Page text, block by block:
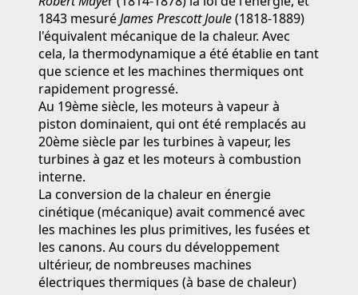
1843 mesuréJames Prescott Joule(1818-1889)
l'équivalent mécanique de la chaleur. Avec
cela, la thermodynamique a été établie en tant
que science et les machines thermiques ont
rapidement progressé.
Au 19ème siècle, les moteurs à vapeur à
piston dominaient, qui ont été remplacés au
20ème siècle par les turbines à vapeur, les
turbines à gaz et les moteurs à combustion
interne.
La conversion de la chaleur en énergie
cinétique (mécanique) avait commencé avec
les machines les plus primitives, les fusées et
les canons. Au cours du développement
ultérieur, de nombreuses machines
électriques thermiques (à base de chaleur)